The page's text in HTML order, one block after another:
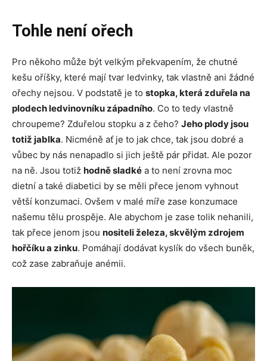
Tohle není ořech
Pro někoho může být velkým překvapením, že chutné
kešu oříšky, které mají tvar ledvinky, tak vlastně ani žádné
ořechy nejsou. V podstatě je to stopka, která zduřela na
plodech ledvinovníku západního. Co to tedy vlastně
chroupeme? Zduřelou stopku a z čeho? Jeho plody jsou
totiž jablka. Nicméně ať je to jak chce, tak jsou dobré a
vůbec by nás nenapadlo si jich ještě pár přidat. Ale pozor
na ně. Jsou totiž hodně sladké a to není zrovna moc
dietní a také diabetici by se měli přece jenom vyhnout
větší konzumaci. Ovšem v malé míře zase konzumace
našemu tělu prospěje. Ale abychom je zase tolik nehanili,
tak přece jenom jsou nositeli železa, skvělým zdrojem
hořčíku a zinku. Pomáhají dodávat kyslík do všech buněk,
což zase zabraňuje anémii.